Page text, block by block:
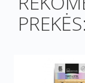
PREKĖS: